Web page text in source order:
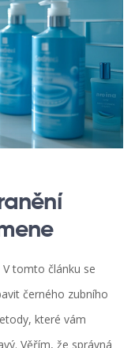
tomto článku se
černého zubního
které vám
Věřím, že správná